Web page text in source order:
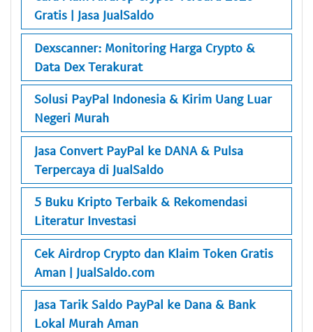
Gratis | Jasa JualSaldo
Dexscanner: Monitoring Harga Crypto &
Data Dex Terakurat
Solusi PayPal Indonesia & Kirim Uang Luar
Negeri Murah
Jasa Convert PayPal ke DANA & Pulsa
Terpercaya di JualSaldo
5 Buku Kripto Terbaik & Rekomendasi
Literatur Investasi
Cek Airdrop Crypto dan Klaim Token Gratis
Aman | JualSaldo.com
Jasa Tarik Saldo PayPal ke Dana & Bank
Lokal Murah Aman